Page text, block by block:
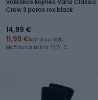
Crew 3 poros rox black
14,99 €
11,99 €kaina su kodu
Mažiausia kaina: 12,74 €